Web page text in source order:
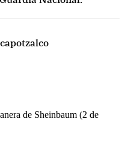
de Sheinbaum (2 de